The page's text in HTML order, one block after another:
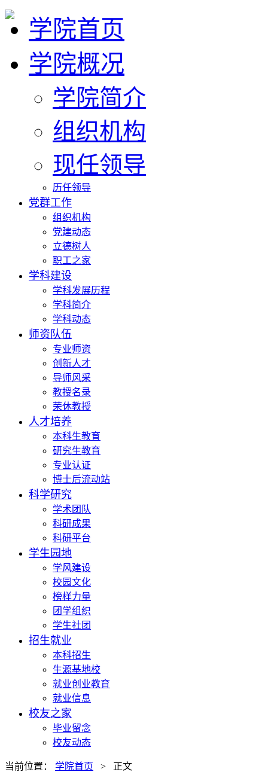
学院首页
学院概况
学院简介
组织机构
现任领导
历任领导
党群工作
组织机构
党建动态
立德树人
职工之家
学科建设
学科发展历程
学科简介
学科动态
师资队伍
专业师资
创新人才
导师风采
教授名录
荣休教授
人才培养
本科生教育
研究生教育
专业认证
博士后流动站
科学研究
学术团队
科研成果
科研平台
学生园地
学风建设
校园文化
榜样力量
团学组织
学生社团
招生就业
本科招生
生源基地校
就业创业教育
就业信息
校友之家
毕业留念
校友动态
当前位置： 学院首页 > 正文